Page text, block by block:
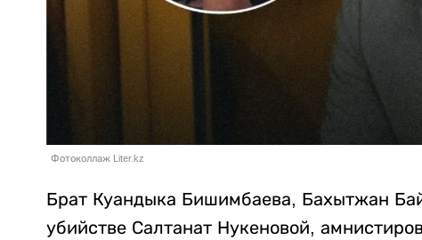
Фотоколлаж Liter.kz
Брат Куандыка Бишимбаева, Бахытжан
убийстве Салтанат Нукеновой,